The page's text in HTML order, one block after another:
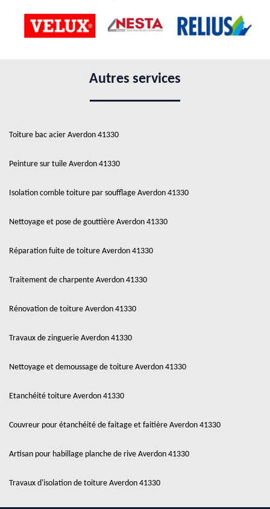
Autres services
Toiture bac acier Averdon 41330
Peinture sur tuile Averdon 41330
Isolation comble toiture par soufflage Averdon 41330
Nettoyage et pose de gouttière Averdon 41330
Réparation fuite de toiture Averdon 41330
Traitement de charpente Averdon 41330
Rénovation de toiture Averdon 41330
Travaux de zinguerie Averdon 41330
Nettoyage et demoussage de toiture Averdon 41330
Etanchéité toiture Averdon 41330
Couvreur pour étanchéité de faitage et faitière Averdon 41330
Artisan pour habillage planche de rive Averdon 41330
Travaux d'isolation de toiture Averdon 41330